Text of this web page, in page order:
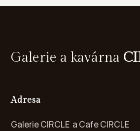
Galerie a kavárna
Adresa
Galerie CIRCLE a Cafe CIRCLE